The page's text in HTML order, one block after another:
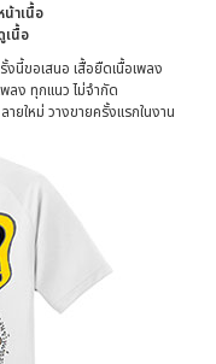
าเนื้อ
เนื้อ
งนี้ขอเสนอ เสื้อยืดเนื้อเพลง
ลง ทุกแนว ไม่จำกัด
ยใหม่ วางขายครั้งแรกในงาน